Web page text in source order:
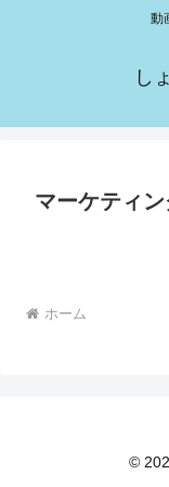
動
し
マーケティ
ホーム
©